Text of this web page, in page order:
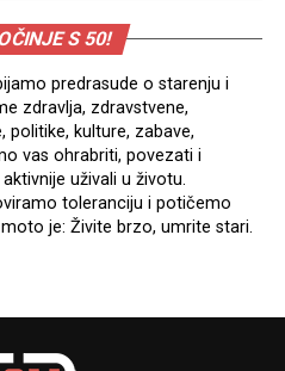
S 50!
predrasude o starenju i
zdravlja, zdravstvene,
politike, kulture, zabave,
vas ohrabriti, povezati i
uživali u životu.
toleranciju i potičemo
je: Živite brzo, umrite stari.